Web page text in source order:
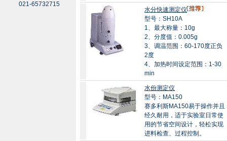
021-65732715
水分快速测定仪
型号：SH10A
1、最大称量：10g
2、分度值：0.005g
3、调温范围：60-170度正负
2度
4、加热时间设定范围：1-30
min
水份测定仪
型号：MA150
赛多利斯MA150易于操作并且
经久耐用，适于实验室日常使
用的节省空间设计，轻松实现
进料检查、过程控制。